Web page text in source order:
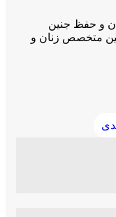
و حفظ جنين
بين متخصص زنان و